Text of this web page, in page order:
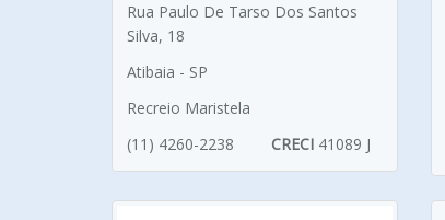
Rua Paulo De Tarso Dos Santos
Silva, 18
Atibaia - SP
Recreio Maristela
(11) 4260-2238
CRECI 41089 J